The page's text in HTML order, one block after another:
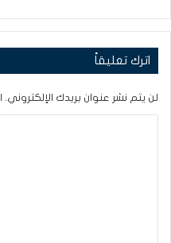
اترك تعليقاً
لن يتم نشر عنوان بريدك الإلكتروني.